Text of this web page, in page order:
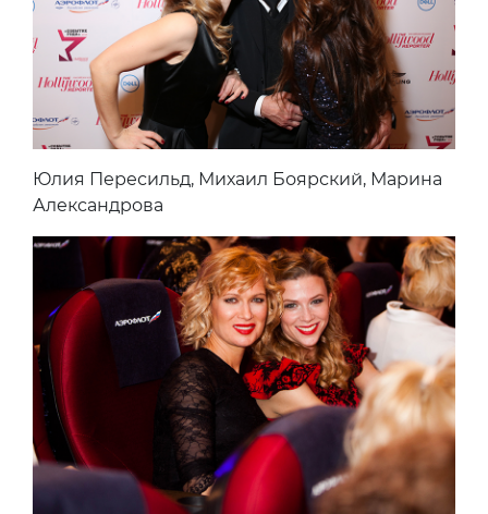
Юлия Пересильд, Михаил Боярский, Марина
Александрова